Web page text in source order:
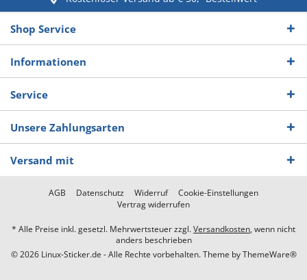
Shop Service
Informationen
Service
Unsere Zahlungsarten
Versand mit
AGB Datenschutz Widerruf
Cookie-Einstellungen
Vertrag widerrufen
* Alle Preise inkl. gesetzl. Mehrwertsteuer zzgl.Versandkosten, wenn nicht
anders beschrieben
© 2026 Linux-Sticker.de - Alle Rechte vorbehalten. Theme byThemeWare®